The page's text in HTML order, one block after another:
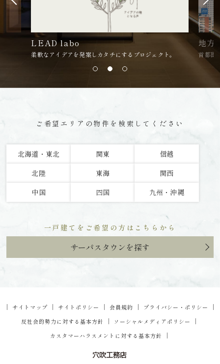
LEAD labo
柔軟なアイデアを発案しカタチにするプロジェクト。
地方
首都圏
ご希望エリアの物件を検索してください
北海道・東北 関東
信越
北陸
東海
関西
中国
四国 九州・沖縄
一戸建てをご希望の方はこちらから
サーパスタウンを探す
｜ サイトマップ ｜ サイトポリシー ｜ 会員規約 ｜ プライバシー・ポリシー ｜
反社会的勢力に対する基本方針 ｜ ソーシャルメディアポリシー ｜
カスタマーハラスメントに対する基本方針 ｜